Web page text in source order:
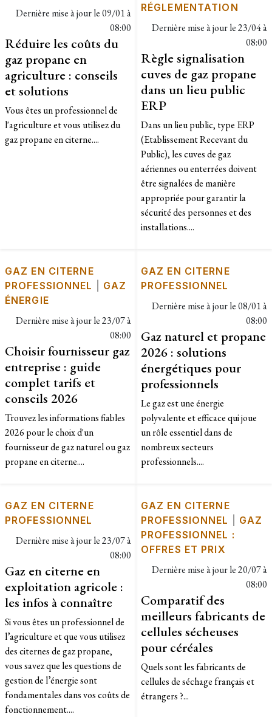
Dernière mise à jour le09/01 à
08:00
Réduire les coûts du
gaz propane en
agriculture : conseils
et solutions
Vous êtes un professionnel de
l'agriculture et vous utilisez du
gaz propane en citerne....
RÉGLEMENTATION
Dernière mise à jour le23/04 à
08:00
Règle signalisation
cuves de gaz propane
dans un lieu public
ERP
Dans un lieu public, type ERP
(Etablissement Recevant du
Public), les cuves de gaz
aériennes ou enterrées doivent
être signalées de manière
appropriée pour garantir la
sécurité des personnes et des
installations....
GAZ EN CITERNE
PROFESSIONNEL
GAZ
ÉNERGIE
Dernière mise à jour le23/07 à
08:00
Choisir fournisseur gaz
entreprise : guide
complet tarifs et
conseils 2026
Trouvez les informations fiables
2026 pour le choix d'un
fournisseur de gaz naturel ou gaz
propane en citerne....
GAZ EN CITERNE
PROFESSIONNEL
Dernière mise à jour le08/01 à
08:00
Gaz naturel et propane
2026 : solutions
énergétiques pour
professionnels
Le gaz est une énergie
polyvalente et efficace qui joue
un rôle essentiel dans de
nombreux secteurs
professionnels....
GAZ EN CITERNE
PROFESSIONNEL
Dernière mise à jour le23/07 à
08:00
Gaz en citerne en
exploitation agricole :
les infos à connaître
Si vous êtes un professionnel de
l’agriculture et que vous utilisez
des citernes de gaz propane,
vous savez que les questions de
gestion de l’énergie sont
fondamentales dans vos coûts de
fonctionnement....
GAZ EN CITERNE
PROFESSIONNEL
GAZ
PROFESSIONNEL :
OFFRES ET PRIX
Dernière mise à jour le20/07 à
08:00
Comparatif des
meilleurs fabricants de
cellules sécheuses
pour céréales
Quels sont les fabricants de
cellules de séchage français et
étrangers ?...